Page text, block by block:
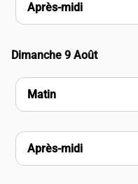
Après-midi
Dimanche 9 Août
Matin
Après-midi